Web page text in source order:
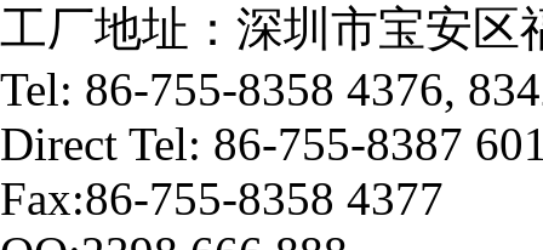
工厂地址：深圳市宝安区
Tel: 86-755-8358 4376,
Direct Tel: 86-755-8387
Fax:86-755-8358 4377